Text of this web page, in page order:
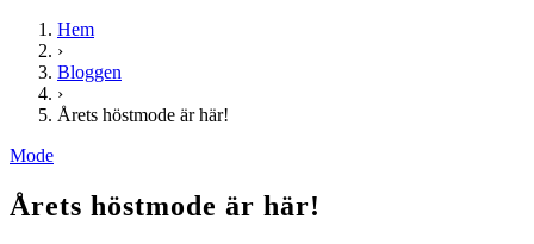
Hem
›
Bloggen
›
Årets höstmode är här!
Mode
Årets höstmode är här!